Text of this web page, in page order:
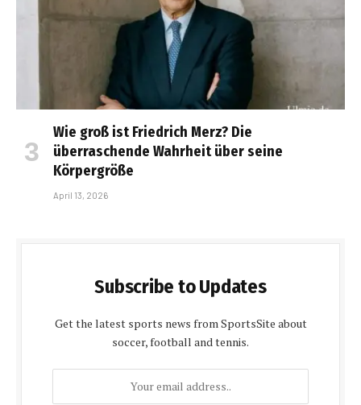
Wie groß ist Friedrich Merz? Die
überraschende Wahrheit über seine
Körpergröße
April 13, 2026
Subscribe to Updates
Get the latest sports news from SportsSite about
soccer, football and tennis.